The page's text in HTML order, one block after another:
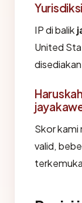
IP di balik
United
Skor kami
valid,